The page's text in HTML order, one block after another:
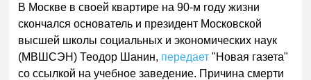
В Москве в своей квартире на 90-м году жизни
скончался основатель и президент Московской
высшей школы социальных и экономических наук
(МВШСЭН) Теодор Шанин, передает "Новая газета"
со ссылкой на учебное заведение. Причина смерти